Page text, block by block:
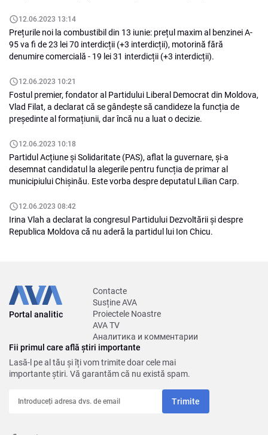
12.06.2023 13:14
Prețurile noi la combustibil din 13 iunie: prețul maxim al benzinei A-
95 va fi de 23 lei 70 interdicții (+3 interdicții), motorină fără
denumire comercială - 19 lei 31 interdicții (+3 interdicții).
12.06.2023 10:21
Fostul premier, fondator al Partidului Liberal Democrat din Moldova,
Vlad Filat, a declarat că se gândește să candideze la funcția de
președinte al formațiunii, dar încă nu a luat o decizie.
12.06.2023 10:18
Partidul Acțiune și Solidaritate (PAS), aflat la guvernare, și-a
desemnat candidatul la alegerile pentru funcția de primar al
municipiului Chișinău. Este vorba despre deputatul Lilian Carp.
12.06.2023 08:42
Irina Vlah a declarat la congresul Partidului Dezvoltării și despre
Republica Moldova că nu aderă la partidul lui Ion Chicu.
Portal analitic
Contacte
Susține AVA
Proiectele Noastre
AVA TV
Аналитика и комментарии
Fii primul care află știri importante
Lasă-l pe al tău și îți vom trimite doar cele mai
importante știri. Vă garantăm că nu există spam.
Trimite